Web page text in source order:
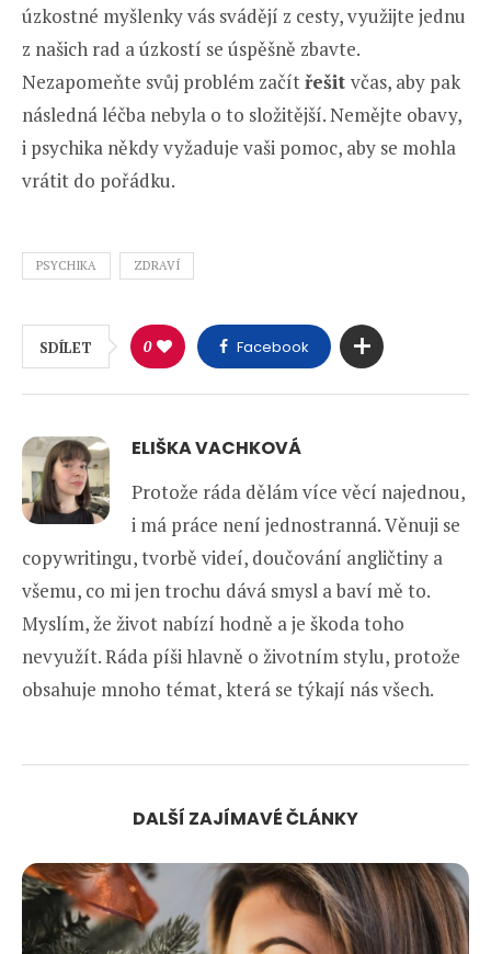
úzkostné myšlenky vás svádějí z cesty, využijte jednu
z našich rad a úzkostí se úspěšně zbavte.
Nezapomeňte svůj problém začítřešit včas, aby pak
následná léčba nebyla o to složitější. Nemějte obavy,
i psychika někdy vyžaduje vaši pomoc, aby se mohla
vrátit do pořádku.
PSYCHIKA ZDRAVÍ
SDÍLET 0 Facebook
ELIŠKA VACHKOVÁ
Protože ráda dělám více věcí najednou,
i má práce není jednostranná. Věnuji se
copywritingu, tvorbě videí, doučování angličtiny a
všemu, co mi jen trochu dává smysl a baví mě to.
Myslím, že život nabízí hodně a je škoda toho
nevyužít. Ráda píši hlavně o životním stylu, protože
obsahuje mnoho témat, která se týkají nás všech.
DALŠÍ ZAJÍMAVÉ ČLÁNKY